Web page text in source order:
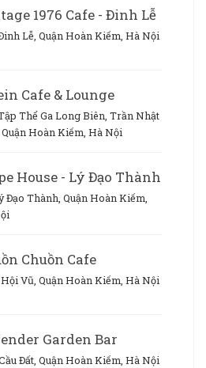
1976 Cafe - Đinh Lễ
Lễ, Quận Hoàn Kiếm, Hà Nội
Cafe & Lounge
Thể Ga Long Biên, Trần Nhật
Quận Hoàn Kiếm, Hà Nội
House - Lý Đạo Thành
Đạo Thành, Quận Hoàn Kiếm,
Chuồn Cafe
Vũ, Quận Hoàn Kiếm, Hà Nội
Garden Bar
Đất, Quận Hoàn Kiếm, Hà Nội